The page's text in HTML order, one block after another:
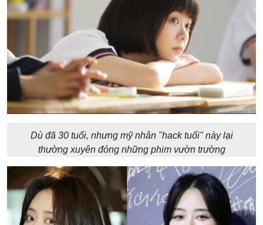
Dù đã 30 tuổi, nhưng mỹ nhân "hack tuổi" này lại
thường xuyên đóng những phim vườn trường